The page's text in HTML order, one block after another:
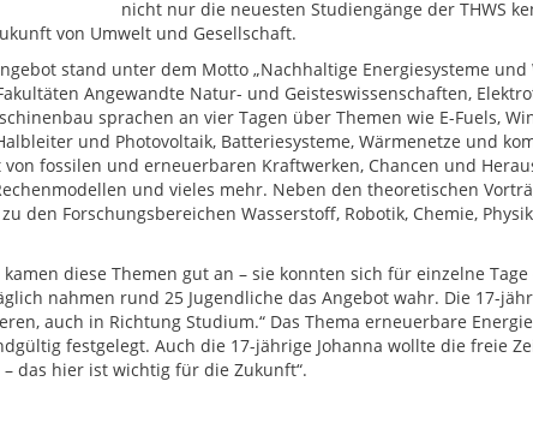
nicht nur die neuesten Studiengänge der THWS
von Umwelt und Gesellschaft.
stand unter dem Motto „Nachhaltige Energiesysteme und
Angewandte Natur- und Geisteswissenschaften,
sprachen an vier Tagen über Themen wie E-Fuels,
und Photovoltaik, Batteriesysteme, Wärmenetze und
fossilen und erneuerbaren Kraftwerken, Chancen und
und vieles mehr. Neben den theoretischen
den Forschungsbereichen Wasserstoff, Robotik, Chemie,
diese Themen gut an – sie konnten sich für einzelne
nahmen rund 25 Jugendliche das Angebot wahr. Die 17-
auch in Richtung Studium.“ Das Thema erneuerbare
festgelegt. Auch die 17-jährige Johanna wollte die freie
das hier ist wichtig für die Zukunft“.